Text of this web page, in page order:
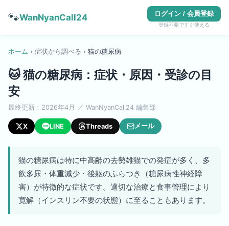
🐾WanNyanCall24 ログイン / 会員登録
登録不要ですぐ使える
ホーム › 症状から調べる › 猫の糖尿病
🐱猫の糖尿病：症状・原因・受診の目
安
最終更新： 2026年4月 ／ WanNyanCall24 編集部
X LINE Threads メール
猫の糖尿病は特に中高齢の去勢雄猫での発症が多く、多
飲多尿・体重減少・後躯のふらつき（糖尿病性神経障
害）が特徴的な症状です。適切な治療と食事管理により
寛解（インスリン不要の状態）に至ることもあります。